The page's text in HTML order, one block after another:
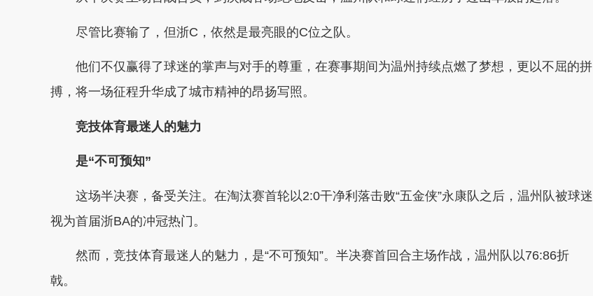
尽管比赛输了，但浙C，依然是最亮眼的C位之队。
他们不仅赢得了球迷的掌声与对手的尊重，在赛事期间为温州持续点燃了梦想，更以不屈的拼
搏，将一场征程升华成了城市精神的昂扬写照。
竞技体育最迷人的魅力
是“不可预知”
这场半决赛，备受关注。在淘汰赛首轮以2:0干净利落击败“五金侠”永康队之后，温州队被球迷
视为首届浙BA的冲冠热门。
然而，竞技体育最迷人的魅力，是“不可预知”。半决赛首回合主场作战，温州队以76:86折
戟。